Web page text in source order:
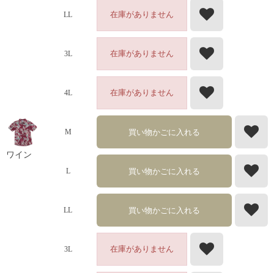
LL 在庫がありません
3L 在庫がありません
4L 在庫がありません
ワイン
M 買い物かごに入れる
L 買い物かごに入れる
LL 買い物かごに入れる
3L 在庫がありません